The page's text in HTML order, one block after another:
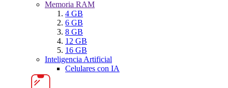
Memoria RAM
4 GB
6 GB
8 GB
12 GB
16 GB
Inteligencia Artificial
Celulares con IA